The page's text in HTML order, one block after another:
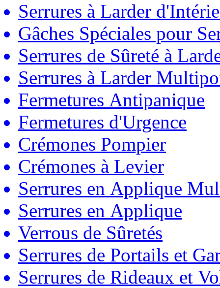
Serrures à Larder
Gâches Spéciales pour
Serrures de Sûreté à
Serrures à Larder
Fermetures Antipanique
Fermetures d'Urgence
Crémones Pompier
Crémones à Levier
Serrures en Applique
Serrures en Applique
Verrous de Sûretés
Serrures de Portails et
Serrures de Rideaux et